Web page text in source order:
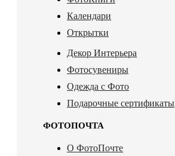
Календари
Открытки
Декор Интерьера
Фотосувениры
Одежда с Фото
Подарочные сертификаты
ФОТОПОЧТА
О ФотоПочте